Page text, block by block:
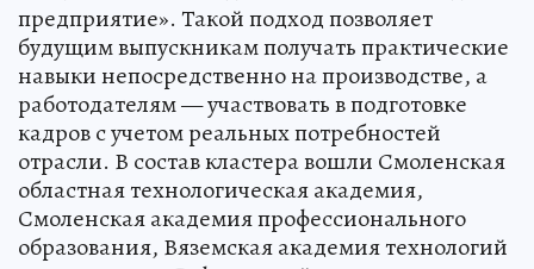
предприятие». Такой подход позволяет
будущим выпускникам получать практические
навыки непосредственно на производстве, а
работодателям — участвовать в подготовке
кадров с учетом реальных потребностей
отрасли. В состав кластера вошли Смоленская
областная технологическая академия,
Смоленская академия профессионального
образования, Вяземская академия технологий